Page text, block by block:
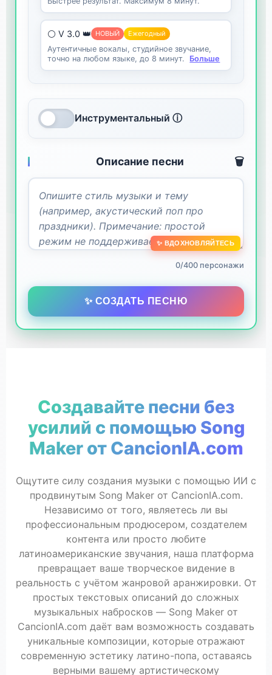
⚪ V 3.0 👑 НОВЫЙ Ежегодный
Аутентичные вокалы, студийное звучание,
точно на любом языке, до 8 минут.
Больше
Инструментальный ⓘ
Описание песни 🗑️
✨ ВДОХНОВЛЯЙТЕСЬ
0/400 персонажи
✨ СОЗДАТЬ ПЕСНЮ
Создавайте песни без
усилий с помощью Song
Maker от CancionIA.com
Ощутите силу создания музыки с помощью ИИ с
продвинутым Song Maker от CancionIA.com.
Независимо от того, являетесь ли вы
профессиональным продюсером, создателем
контента или просто любите
латиноамериканские звучания, наша платформа
превращает ваше творческое видение в
реальность с учётом жанровой аранжировки. От
простых текстовых описаний до сложных
музыкальных набросков — Song Maker от
CancionIA.com даёт вам возможность создавать
уникальные композиции, которые отражают
современную эстетику латино-попа, оставаясь
верными вашему артистическому